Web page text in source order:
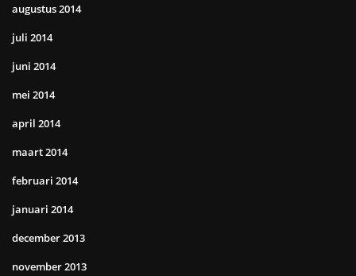
augustus 2014
juli 2014
juni 2014
mei 2014
april 2014
maart 2014
februari 2014
januari 2014
december 2013
november 2013